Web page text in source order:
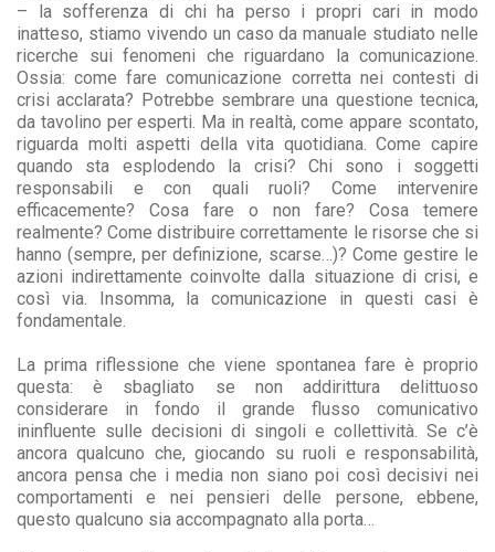
– la sofferenza di chi ha perso i propri cari in modo
inatteso, stiamo vivendo un caso da manuale studiato nelle
ricerche sui fenomeni che riguardano la comunicazione.
Ossia: come fare comunicazione corretta nei contesti di
crisi acclarata? Potrebbe sembrare una questione tecnica,
da tavolino per esperti. Ma in realtà, come appare scontato,
riguarda molti aspetti della vita quotidiana. Come capire
quando sta esplodendo la crisi? Chi sono i soggetti
responsabili e con quali ruoli? Come intervenire
efficacemente? Cosa fare o non fare? Cosa temere
realmente? Come distribuire correttamente le risorse che si
hanno (sempre, per definizione, scarse…)? Come gestire le
azioni indirettamente coinvolte dalla situazione di crisi, e
così via. Insomma, la comunicazione in questi casi è
fondamentale.
La prima riflessione che viene spontanea fare è proprio
questa: è sbagliato se non addirittura delittuoso
considerare in fondo il grande flusso comunicativo
ininfluente sulle decisioni di singoli e collettività. Se c’è
ancora qualcuno che, giocando su ruoli e responsabilità,
ancora pensa che i media non siano poi così decisivi nei
comportamenti e nei pensieri delle persone, ebbene,
questo qualcuno sia accompagnato alla porta…